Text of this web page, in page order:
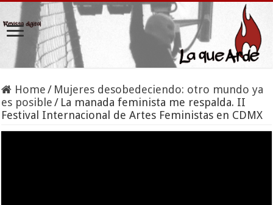
Home / Mujeres desobedeciendo: otro mundo ya
es posible / La manada feminista me respalda. II
Festival Internacional de Artes Feministas en CDMX